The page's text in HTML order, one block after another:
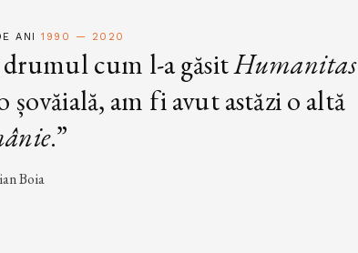
ANI1990 — 2020
drumul cum l-a găsitHumanitas
am fi avut astăzi o altă
.”
Boia